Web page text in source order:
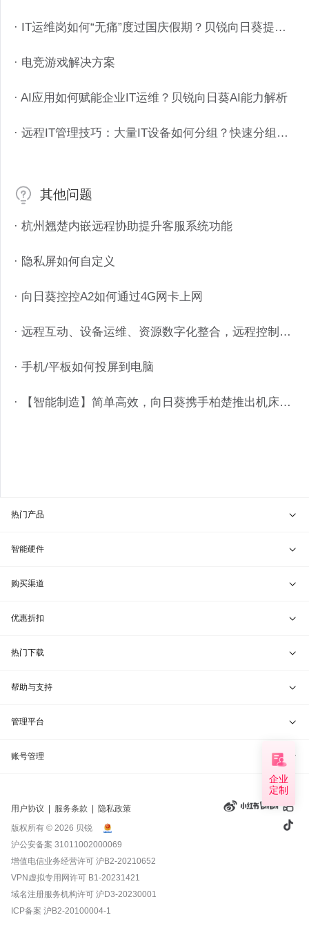
· IT运维岗如何“无痛”度过国庆假期？贝锐向日葵提供专业远程
· 电竞游戏解决方案
· AI应用如何赋能企业IT运维？贝锐向日葵AI能力解析
· 远程IT管理技巧：大量IT设备如何分组？快速分组如何设置？
其他问题
· 杭州翘楚内嵌远程协助提升客服系统功能
· 隐私屏如何自定义
· 向日葵控控A2如何通过4G网卡上网
· 远程互动、设备运维、资源数字化整合，远程控制高效赋能教育领域
· 手机/平板如何投屏到电脑
· 【智能制造】简单高效，向日葵携手柏楚推出机床远程诊断服务
企业
定制
热门产品
贝锐向日葵 · 远程控制
贝锐蒲公英 · 异地组网
贝锐花生壳 · 动态域名
贝锐洋葱头 · 协作无间
智能硬件
贝锐向日葵硬件
贝锐蒲公英硬件
贝锐花生壳硬件
购买渠道
天猫旗舰店
京东旗舰店
优惠折扣
兑换码通道
教育公益折扣
热门下载
贝锐向日葵客户端
贝锐蒲公英客户端
贝锐花生壳客户端
帮助与支持
我要建议
我要投诉
钻石VIP
远程协助
报告漏洞
管理平台
贝锐向日葵管理
贝锐花生壳管理
贝锐洋葱头管理
域名管理
账号管理
账号信息
产品续费
我的订单
用户协议 服务条款
隐私政策
版权所有 © 2026 贝锐
沪公安备案 31011002000069
增值电信业务经营许可 沪B2-20210652
VPN虚拟专用网许可 B1-20231421
域名注册服务机构许可 沪D3-20230001
ICP备案 沪B2-20100004-1